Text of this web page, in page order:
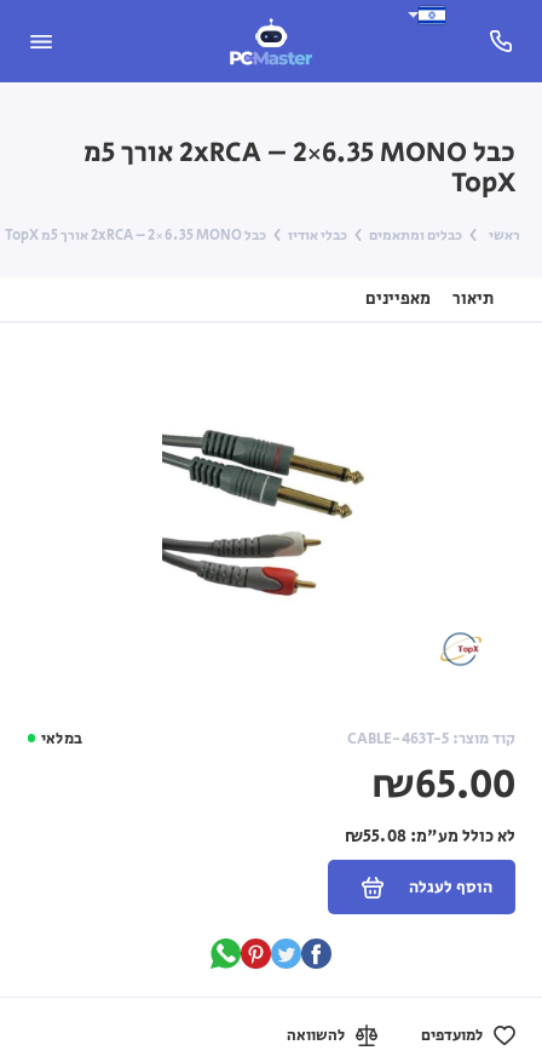
כבל 2xRCA – 2×6.35 MONO אורך 5מ
TopX
ראשי כבלים ומתאמים כבלי אודיו כבל 2xRCA – 2×6.35 MONO אורך 5מ TopX
תיאור מאפיינים
במלאי קוד מוצר: CABLE-463T-5
₪65.00
לא כולל מע"מ:₪55.08
הוסף לעגלה
למועדפים להשוואה